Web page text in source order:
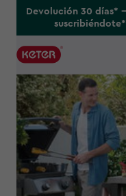
Devolución 30 días*
suscribiéndote*
Main
navigation